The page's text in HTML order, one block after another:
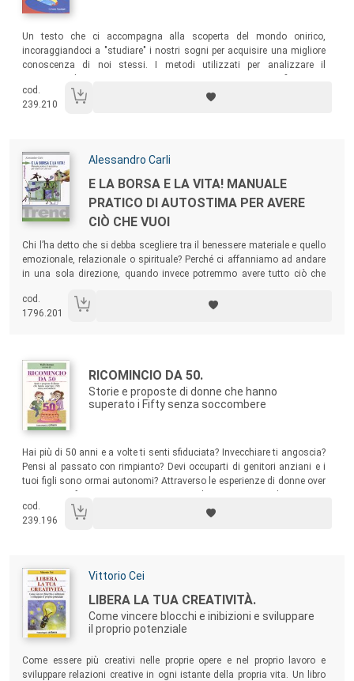
Un testo che ci accompagna alla scoperta del mondo onirico,
incoraggiandoci a "studiare" i nostri sogni per acquisire una migliore
conoscenza di noi stessi. I metodi utilizzati per analizzare il
convalidati, vengono qui spiegati con estrema semplicità e ricchezza
di esempi.
cod.
239.210
Autori:
Alessandro Carli
Titolo:
E LA BORSA E LA VITA! MANUALE
PRATICO DI AUTOSTIMA PER AVERE
CIÒ CHE VUOI
Chi l’ha detto che si debba scegliere tra il benessere materiale e quello
emozionale, relazionale o spirituale? Perché ci affanniamo ad andare
in una sola direzione, quando invece potremmo avere tutto ciò che
ha lo scopo di dare una risposta a coloro che non stanno vivendo la
loro vita come vorrebbero e non sanno che è possibile cambiare!
cod.
1796.201
Autori:
Titolo:
RICOMINCIO DA 50.
Storie e proposte di donne che hanno
superato i Fifty senza soccombere
Sommario:
Hai più di 50 anni e a volte ti senti sfiduciata? Invecchiare ti angoscia?
Pensi al passato con rimpianto? Devi occuparti di genitori anziani e i
tuoi figli sono ormai autonomi? Attraverso le esperienze di donne over
libro offre alle donne la possibilità di condividere esperienze,
sofferenze, paure, per guardare al futuro con una nuova fiducia.
cod.
239.196
Autori:
Vittorio Cei
Titolo:
LIBERA LA TUA CREATIVITÀ.
Come vincere blocchi e inibizioni e sviluppare
il proprio potenziale
Come essere più creativi nelle proprie opere e nel proprio lavoro e
sviluppare relazioni creative in ogni istante della propria vita. Un libro